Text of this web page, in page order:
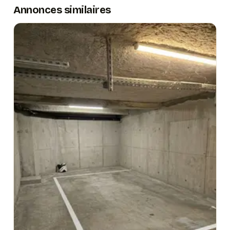
et à la praticité d'un stationnement privatif.
Il convient de noter que cet emplacement est conçu
pour les voitures citadines et n'est pas adapté aux
berlines de grande taille, aux SUV, aux monospaces ou
aux utilitaires. Cette précision permet aux candidats
locataires de s'assurer que leur véhicule correspond
bien aux dimensions de la place avant de s'engager.
Un tarif compétitif pour le centre-ville de Hyères
La location de cette place de parking sous-sol est
proposée à 100 euros par mois. Au regard des tarifs
pratiqués dans les parkings publics du centre-ville et de
la valeur ajoutée que représente un accès sécurisé,
permanent et privatif, ce prix constitue une offre très
raisonnable. Pour un conducteur qui se gare chaque
jour en ville, le coût d'un abonnement dans un parking
public ou les amendes accumulées peuvent
Annonces similaires